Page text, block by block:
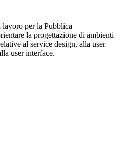
per la Pubblica
la progettazione di ambienti
al service design, alla user
user interface.